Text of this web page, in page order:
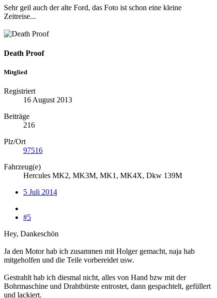
Sehr geil auch der alte Ford, das Foto ist schon eine kleine
Zeitreise...
Death Proof
Mitglied
Registriert
16 August 2013
Beiträge
216
Plz/Ort
97516
Fahrzeug(e)
Hercules MK2, MK3M, MK1, MK4X, Dkw 139M
5 Juli 2014
#5
Hey, Dankeschön
Ja den Motor hab ich zusammen mit Holger gemacht, naja hab
mitgeholfen und die Teile vorbereidet usw.
Gestrahlt hab ich diesmal nicht, alles von Hand bzw mit der
Bohrmaschine und Drahtbürste entrostet, dann gespachtelt, gefüllert
und lackiert.